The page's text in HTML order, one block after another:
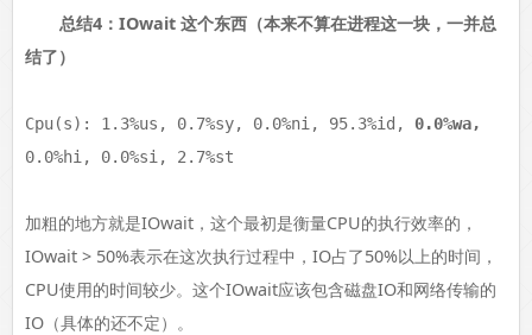
总结4：IOwait 这个东西（本来不算在进程这一块，一并总
结了）
Cpu(s): 1.3%us, 0.7%sy, 0.0%ni, 95.3%id, 0.0%wa,
0.0%hi, 0.0%si, 2.7%st
加粗的地方就是IOwait，这个最初是衡量CPU的执行效率的，
IOwait > 50%表示在这次执行过程中，IO占了50%以上的时间，
CPU使用的时间较少。这个IOwait应该包含磁盘IO和网络传输的
IO（具体的还不定）。